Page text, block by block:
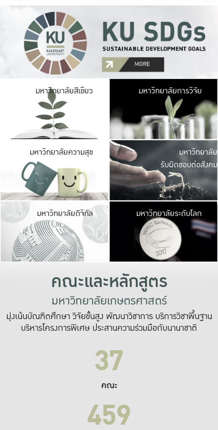
มหาวิทยาลัยสีเขียว มหาวิ
มีพื้นที่เขียวสดใส
เป็นป่าในเมือง เกษต
มหาวิทยาลัยการวิจัย
มหาวิทยาลัยความสุข มหาวิ
ค
เปิดประ
และพบเรื่องราวใ
มหาวิทยาลัย
รับผิดชอบต่อสังคม
มหาวิทยาลัยดิจิทัล มหาวิ
เปลี่ยนแปลง แล
เพื่อทำง
ระบบสารสนเทศ
มหาวิทยาลัยระดับโลก
คณะและหลักสูตร
มหาวิทยาลัยเกษตรศาสตร์
มุ่งเน้นบัณฑิตศึกษา วิจัยขั้นสูง พัฒนาวิชาการ บริการวิชาพื้นฐาน
บริหารโครงการพิเศษ ประสานความร่วมมือกับนานาชาติ
37
คณะ
459